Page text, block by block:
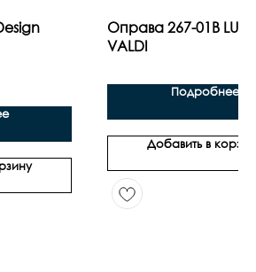
Оправа 267-01B
VALDI
Подробнее
Добавить в